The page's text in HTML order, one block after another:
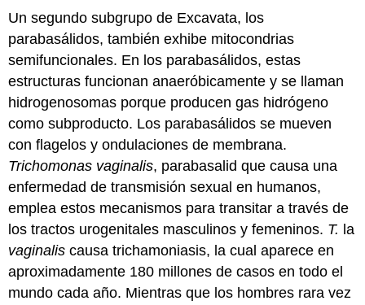
Un segundo subgrupo de Excavata, los
parabasálidos, también exhibe mitocondrias
semifuncionales. En los parabasálidos, estas
estructuras funcionan anaeróbicamente y se llaman
hidrogenosomas porque producen gas hidrógeno
como subproducto. Los parabasálidos se mueven
con flagelos y ondulaciones de membrana.
Trichomonas vaginalis, parabasalid que causa una
enfermedad de transmisión sexual en humanos,
emplea estos mecanismos para transitar a través de
los tractos urogenitales masculinos y femeninos. T. la
vaginalis causa trichamoniasis, la cual aparece en
aproximadamente 180 millones de casos en todo el
mundo cada año. Mientras que los hombres rara vez